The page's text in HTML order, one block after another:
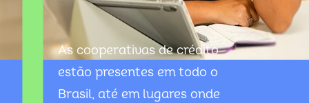
As cooperativas de crédito
estão presentes em todo o
Brasil, até em lugares onde